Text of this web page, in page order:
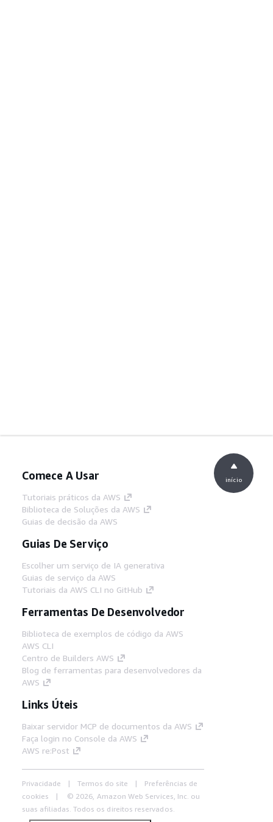
Comece A Usar
Tutoriais práticos da AWS
Biblioteca de Soluções da AWS
Guias de decisão da AWS
Guias De Serviço
Escolher um serviço de IA generativa
Guias de serviço da AWS
Tutoriais da AWS CLI no GitHub
Ferramentas De Desenvolvedor
Biblioteca de exemplos de código da AWS
AWS CLI
Centro de Builders AWS
Blog de ferramentas para desenvolvedores da
AWS
Links Úteis
Baixar servidor MCP de documentos da AWS
Faça login no Console da AWS
AWS re:Post
Privacidade Termos do site
Preferências de
cookies
© 2026, Amazon Web Services, Inc. ou
suas afiliadas. Todos os direitos reservados.
início